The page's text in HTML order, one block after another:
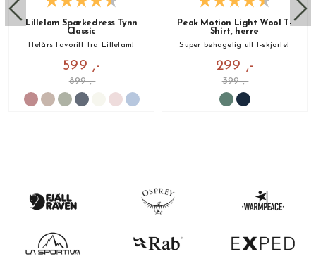
Lillelam Sparkedress Tynn
Classic
Helårs favoritt fra Lillelam!
599 ,-
899 ,-
Peak Motion Light Wool T-
Shirt, herre
Super behagelig ull t-skjorte!
299 ,-
399 ,-